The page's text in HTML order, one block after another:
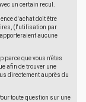
un certain recul.
d'achat doit être
(l'utilisation par
aucune
parce que vous n'êtes
afin de trouver une
directement auprès du
toute question sur une